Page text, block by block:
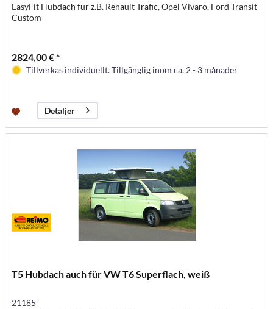
EasyFit Hubdach für z.B. Renault Trafic, Opel Vivaro, Ford Transit
Custom
2824,00 € *
Tillverkas individuellt. Tillgänglig inom ca. 2 - 3 månader
Detaljer
T5 Hubdach auch für VW T6 Superflach, weiß
21185